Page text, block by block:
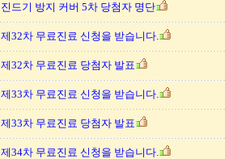
진드기 방지 커버 5차 당첨자 명단
제32차 무료진료 신청을 받습니다.
제32차 무료진료 당첨자 발표
제33차 무료진료 신청을 받습니다.
제33차 무료진료 당첨자 발표
제34차 무료진료 신청을 받습니다.